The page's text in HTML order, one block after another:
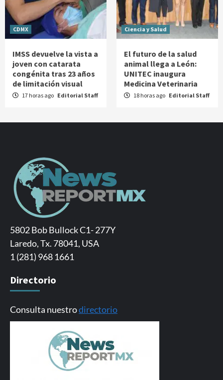
CDMX
IMSS devuelve la vista a
joven con catarata
congénita tras 23 años
de limitación visual
17 horas ago Editorial Staff
Ciencia y Salud
El futuro de la salud
animal llega a León:
UNITEC inaugura
Medicina Veterinaria
18 horas ago Editorial Staff
5802 Bob Bullock C1- 277Y
Laredo, Tx. 78041, USA
1 (281) 968 1661
Directorio
Consulta nuestrodirectorio